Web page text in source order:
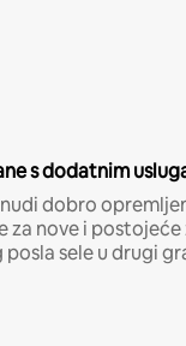
s dodatnim
dobro
za nove i
sele u drugi